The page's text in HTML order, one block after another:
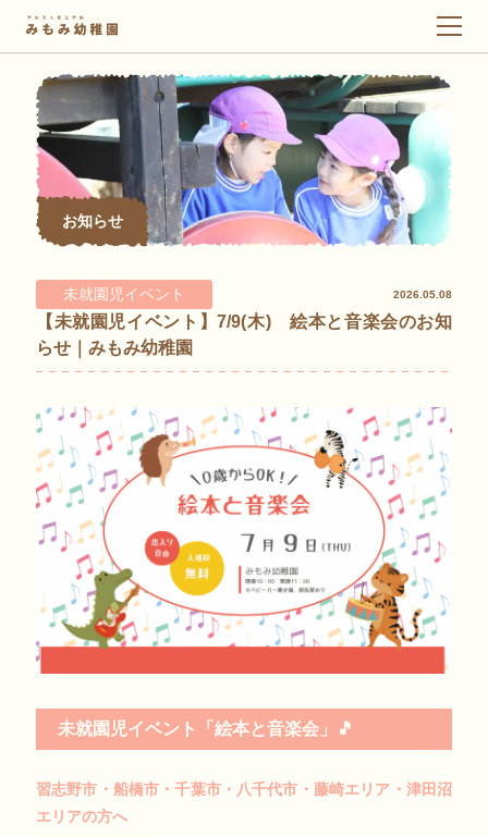
メ
お知らせ
【未就園児イベント】7/9(木) 絵本と音楽会のお知
らせ｜みもみ幼稚園
未就園児イベント 2026.05.08
未就園児イベント「絵本と音楽会」🎵
習志野市・船橋市・千葉市・八千代市・藤崎エリア・津田沼
エリアの方へ